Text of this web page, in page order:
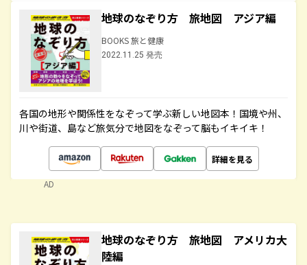
地球のなぞり方 旅地図 アジア編
BOOKS 旅と健康
2022.11.25 発売
各国の地形や関係性をなぞって学ぶ新しい地図本！国境や州、
川や街道、島など旅気分で地図をなぞって脳もイキイキ！
詳細を見る
AD
地球のなぞり方 旅地図 アメリカ大
陸編